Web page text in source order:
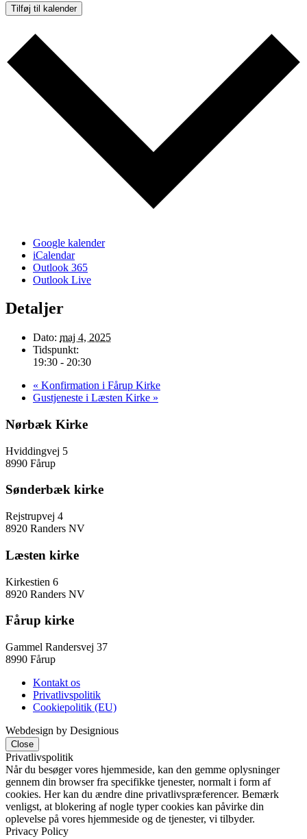
Tilføj til kalender
Google kalender
iCalendar
Outlook 365
Outlook Live
Detaljer
Dato: maj 4, 2025
Tidspunkt:
19:30 - 20:30
« Konfirmation i Fårup Kirke
Gustjeneste i Læsten Kirke »
Nørbæk Kirke
Hviddingvej 5
8990 Fårup
Sønderbæk kirke
Rejstrupvej 4
8920 Randers NV
Læsten kirke
Kirkestien 6
8920 Randers NV
Fårup kirke
Gammel Randersvej 37
8990 Fårup
Kontakt os
Privatlivspolitik
Cookiepolitik (EU)
Webdesign by Designious
Close
Privatlivspolitik
Når du besøger vores hjemmeside, kan den gemme oplysninger
gennem din browser fra specifikke tjenester, normalt i form af
cookies. Her kan du ændre dine privatlivspræferencer. Bemærk
venligst, at blokering af nogle typer cookies kan påvirke din
oplevelse på vores hjemmeside og de tjenester, vi tilbyder.
Privacy Policy